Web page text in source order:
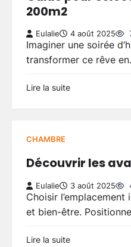
200m2
Eulalie 4 août 2025
Imaginer une soirée
transformer ce rêve
Lire la suite
CHAMBRE
Découvrir les
Eulalie 3 août 2025
Choisir
et bien-être.
Lire la suite